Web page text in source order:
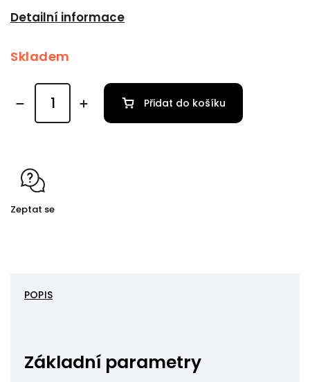
Detailní informace
Skladem
Přidat do košíku
Zeptat se
POPIS
Základní parametry